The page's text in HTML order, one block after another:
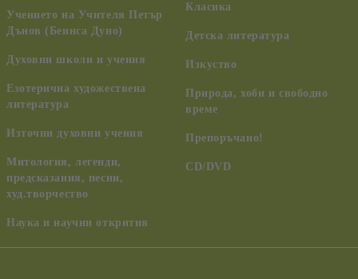
Учението на Учителя Петър
Дънов (Беинса Дуно)
Духовни школи и учения
Езотерична художествена
литература
Източни духовни учения
Митология, легенди,
предсказания, песни,
худ.творчество
Наука и научни открития
Класика
Детска литература
Изкуство
Природа, хоби и свободно
време
Препоръчано!
CD/DVD